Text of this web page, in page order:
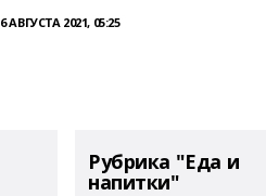
6 АВГУСТА 2021, 05:25
Рубрика "Еда и
напитки"